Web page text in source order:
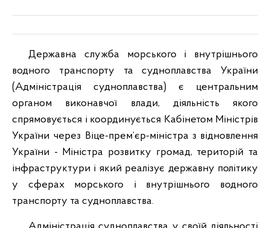
Державна служба морського і внутрішнього
водного транспорту та судноплавства України
(Адміністрація судноплавства) є центральним
органом виконавчої влади, діяльність якого
спрямовується і координується Кабінетом Міністрів
України через Віце-прем’єр-міністра з відновлення
України - Міністра розвитку громад, територій та
інфраструктури і який реалізує державну політику
у сферах морського і внутрішнього водного
транспорту та судноплавства.